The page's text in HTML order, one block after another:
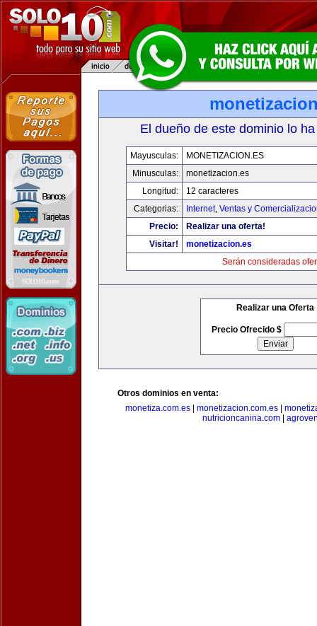
El dueño de este dominio lo
Mayusculas:
MONETIZACION.ES
Minusculas:
monetizacion.es
Longitud:
12 caracteres
Categorias:
Internet, Ventas y
Precio:
Realizar una oferta!
Visitar!
monetizacion.es
Serán consideradas
Realizar una Oferta
Precio Ofrecido $
Otros dominios en venta:
monetiza.com.es| monetizacion.com.es|
nutricioncanina.com